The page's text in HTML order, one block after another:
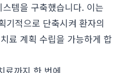
템을 구축했습니다. 이는
기적으로 단축시켜 환자의
료 계획 수립을 가능하게 합